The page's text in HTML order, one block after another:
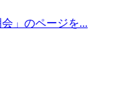
」のページを...